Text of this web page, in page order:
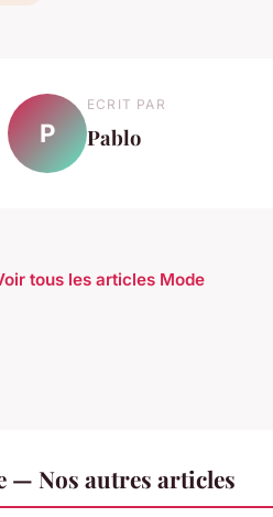
P
ECRIT PAR
Pablo
tous les articles Mode
— Nos autres articles